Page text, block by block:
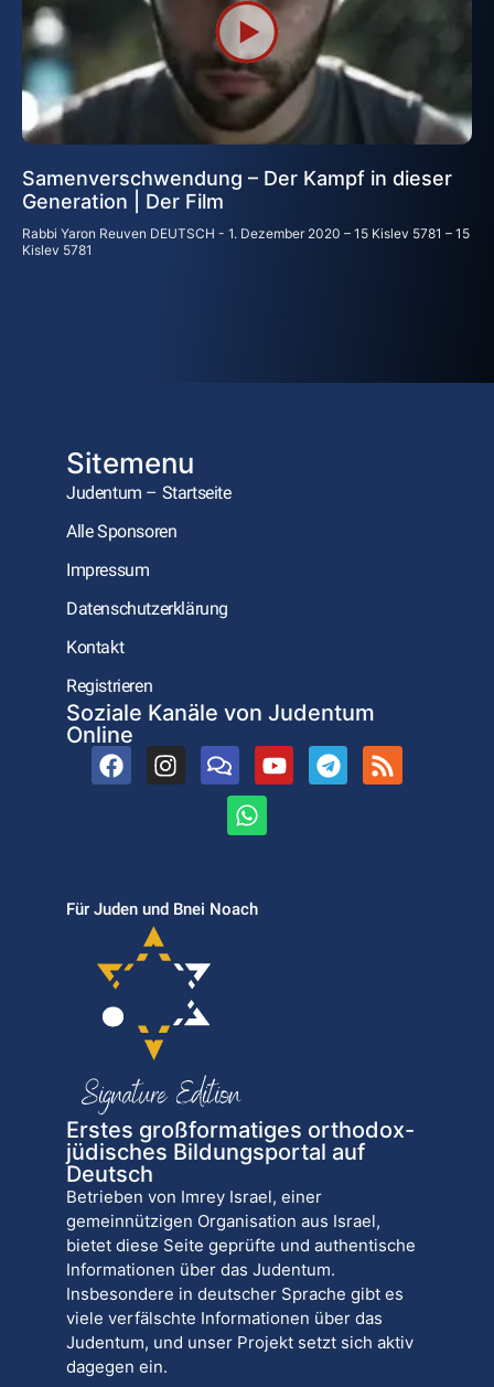
Samenverschwendung – Der Kampf in dieser
Generation | Der Film
Rabbi Yaron Reuven DEUTSCH
1. Dezember 2020 – 15 Kislev 5781 – 15
Kislev 5781
Sitemenu
Judentum – Startseite
Alle Sponsoren
Impressum
Datenschutzerklärung
Kontakt
Registrieren
Soziale Kanäle von Judentum
Online
Für Juden und Bnei Noach
Erstes großformatiges orthodox-
jüdisches Bildungsportal auf
Deutsch
Betrieben von Imrey Israel, einer
gemeinnützigen Organisation aus Israel,
bietet diese Seite geprüfte und authentische
Informationen über das Judentum.
Insbesondere in deutscher Sprache gibt es
viele verfälschte Informationen über das
Judentum, und unser Projekt setzt sich aktiv
dagegen ein.